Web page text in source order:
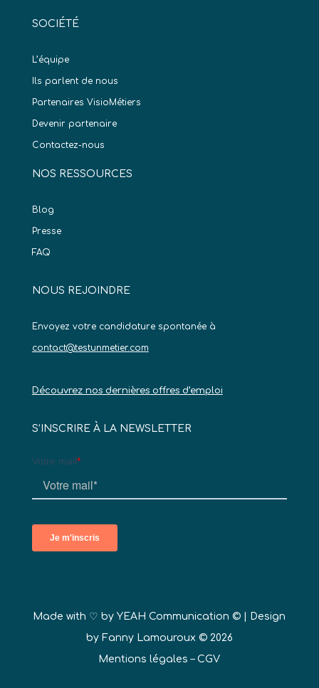
SOCIÉTÉ
L’équipe
Ils parlent de nous
Partenaires VisioMétiers
Devenir partenaire
Contactez-nous
NOS RESSOURCES
Blog
Presse
FAQ
NOUS REJOINDRE
Envoyez votre candidature spontanée à
contact@testunmetier.com
Découvrez nos dernières offres d’emploi
S’INSCRIRE À LA NEWSLETTER
Made with ♡ byYEAH Communication © | Design
by Fanny Lamouroux © 2026
Mentions légales –CGV